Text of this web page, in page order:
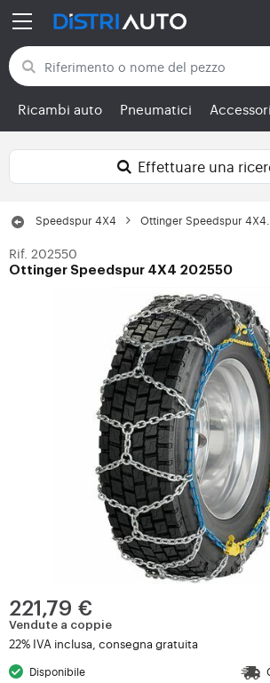
Torna alle categorie
Ricambi auto Pneumatici Accessori
Effettuare una
Speedspur 4X4 Ottinger Speedspur 4X4...
Rif. 202550
Ottinger Speedspur 4X4 202550
221,79 €
Vendute a coppie
22% IVA inclusa, consegna gratuita
Disponibile